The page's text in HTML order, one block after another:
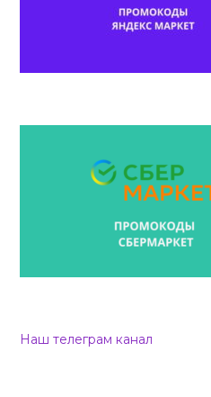
Наш телеграм канал